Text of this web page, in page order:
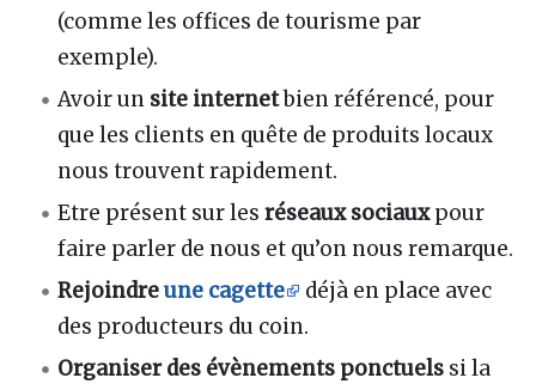
(comme les offices de tourisme par
exemple).
Avoir un site internetbien référencé, pour
que les clients en quête de produits locaux
nous trouvent rapidement.
Etre présent sur lesréseaux sociauxpour
faire parler de nous et qu’on nous remarque.
Rejoindreune cagette
déjà en place avec
des producteurs du coin.
Organiser des évènements ponctuels si la